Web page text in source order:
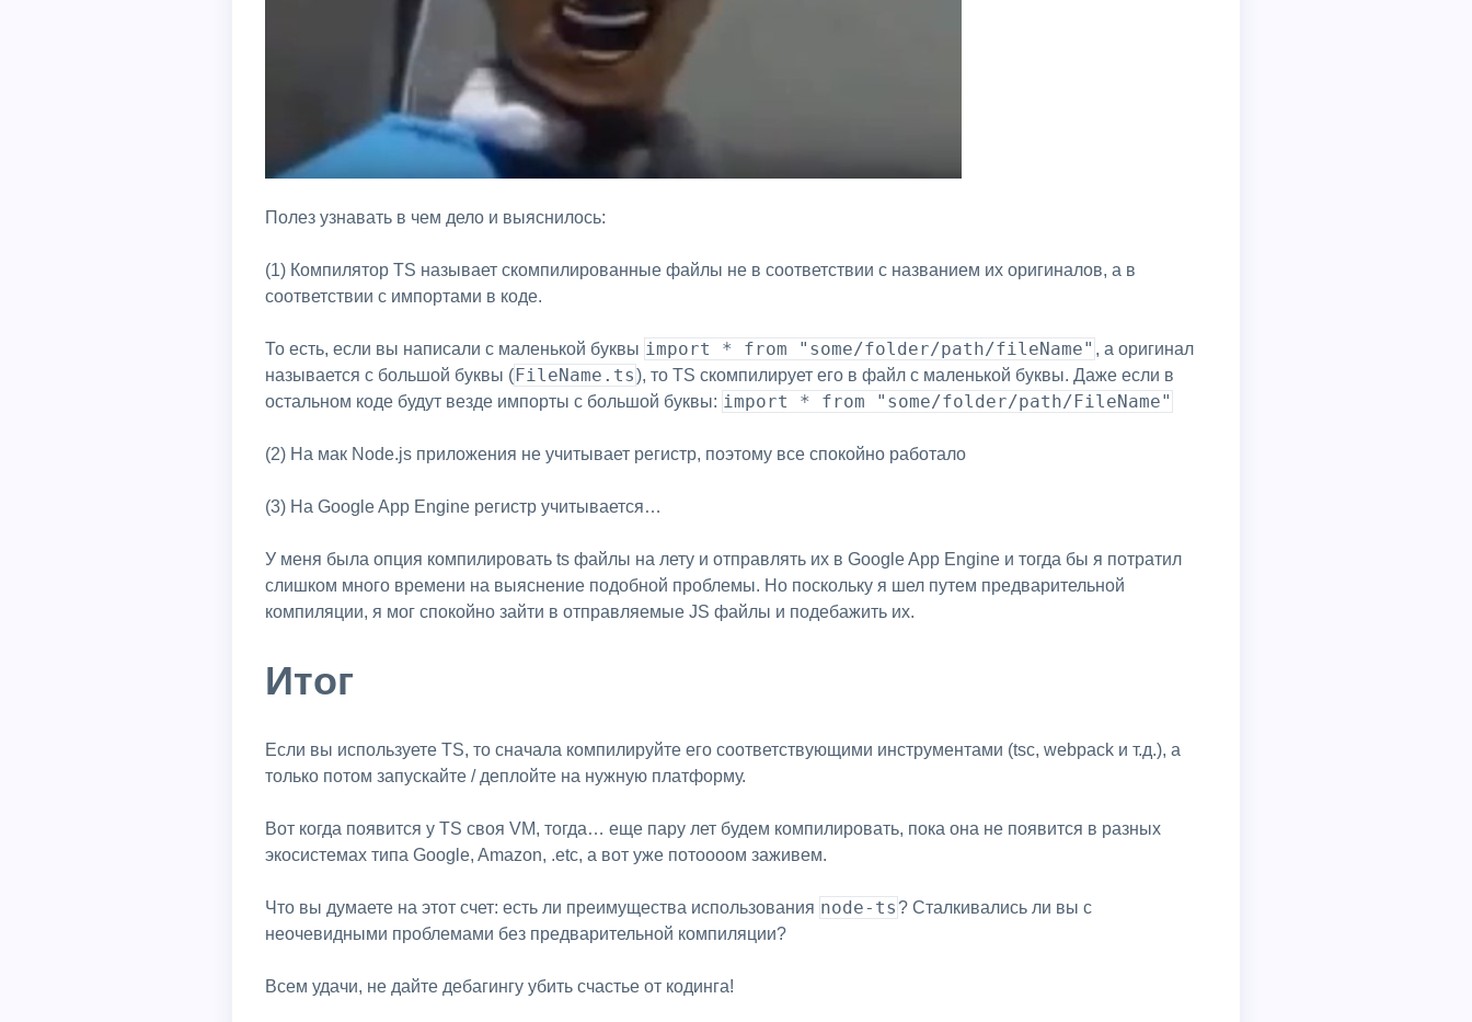
Полез узнавать в чем дело и выяснилось:
(1) Компилятор TS называет скомпилированные файлы не в соответствии с названием их оригиналов, а в
соответствии с импортами в коде.
То есть, если вы написали с маленькой буквы import * from "some/folder/path/fileName" , а оригинал
называется с большой буквы (FileName.ts), то TS скомпилирует его в файл с маленькой буквы. Даже если в
остальном коде будут везде импорты с большой буквы: import * from "some/folder/path/FileName"
(2) На мак Node.js приложения не учитывает регистр, поэтому все спокойно работало
(3) На Google App Engine регистр учитывается…
У меня была опция компилировать ts файлы на лету и отправлять их в Google App Engine и тогда бы я потратил
слишком много времени на выяснение подобной проблемы. Но поскольку я шел путем предварительной
компиляции, я мог спокойно зайти в отправляемые JS файлы и подебажить их.
Итог
Если вы используете TS, то сначала компилируйте его соответствующими инструментами (tsc, webpack и т.д.), а
только потом запускайте / деплойте на нужную платформу.
Вот когда появится у TS своя VM, тогда… еще пару лет будем компилировать, пока она не появится в разных
экосистемах типа Google, Amazon, .etc, а вот уже потоооом заживем.
Что вы думаете на этот счет: есть ли преимущества использования node-ts? Сталкивались ли вы с
неочевидными проблемами без предварительной компиляции?
Всем удачи, не дайте дебагингу убить счастье от кодинга!